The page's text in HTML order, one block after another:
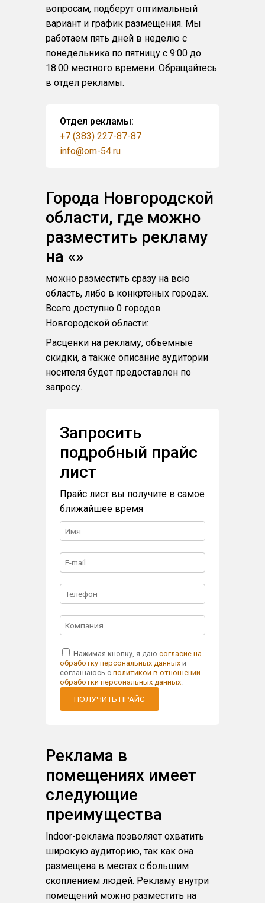
вопросам, подберут оптимальный
вариант и график размещения. Мы
работаем пять дней в неделю с
понедельника по пятницу с 9:00 до
18:00 местного времени. Обращайтесь
в отдел рекламы.
Отдел рекламы:
+7 (383) 227-87-87
info@om-54.ru
Города Новгородской
области, где можно
разместить рекламу
на «»
можно разместить сразу на всю
область, либо в конкртеных городах.
Всего доступно 0 городов
Новгородской области:
Расценки на рекламу, объемные
скидки, а также описание аудитории
носителя будет предоставлен по
запросу.
Запросить
подробный прайс
лист
Прайс лист вы получите в самое
ближайшее время
Нажимая кнопку, я даюсогласие на
обработку персональных данных и
соглашаюсь сполитикой в отношении
обработки персональных данных.
ПОЛУЧИТЬ ПРАЙС
Реклама в
помещениях имеет
следующие
преимущества
Indoor-реклама позволяет охватить
широкую аудиторию, так как она
размещена в местах с большим
скоплением людей. Рекламу внутри
помещений можно разместить на